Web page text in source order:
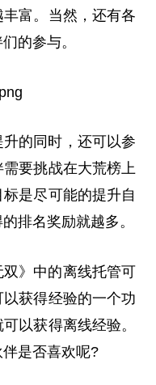
富。当然，还有各
的参与。
的同时，还可以参
要挑战在大荒榜上
是尽可能的提升自
排名奖励就越多。
》中的离线托管可
获得经验的一个功
以获得离线经验。
是否喜欢呢?